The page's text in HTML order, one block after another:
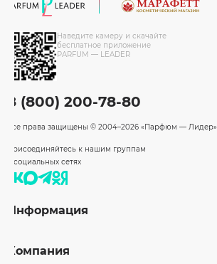
Наведите камеру и скачайте
бесплатное приложение
PARFUM — LEADER
8 (800) 200-78-80
Все права защищены © 2004–2026 «Парфюм — Лидер»
Присоединяйтесь к нашим группам
в социальных сетях
Информация
Бренды
Компания